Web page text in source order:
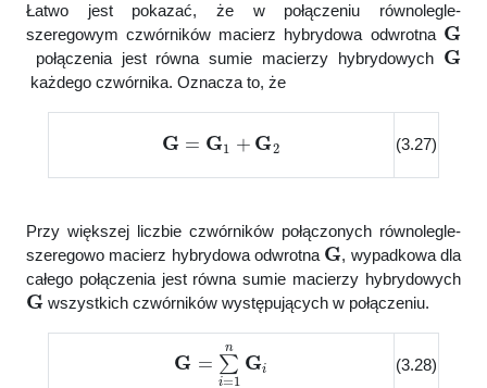
Łatwo jest pokazać, że w połączeniu równolegle-
szeregowym czwórników macierz hybrydowa odwrotna G
połączenia jest równa sumie macierzy hybrydowych G
każdego czwórnika. Oznacza to, że
G= 1+ 2 (3.27)
Przy większej liczbie czwórników połączonych równolegle-
szeregowo macierz hybrydowa odwrotna G, wypadkowa dla
całego połączenia jest równa sumie macierzy hybrydowych
G wszystkich czwórników występujących w połączeniu.
G i=1 nG
(3.28)